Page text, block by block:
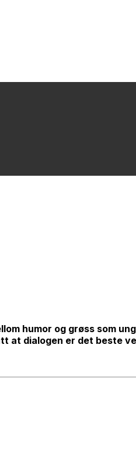
humor og grøss som
at dialogen er det beste